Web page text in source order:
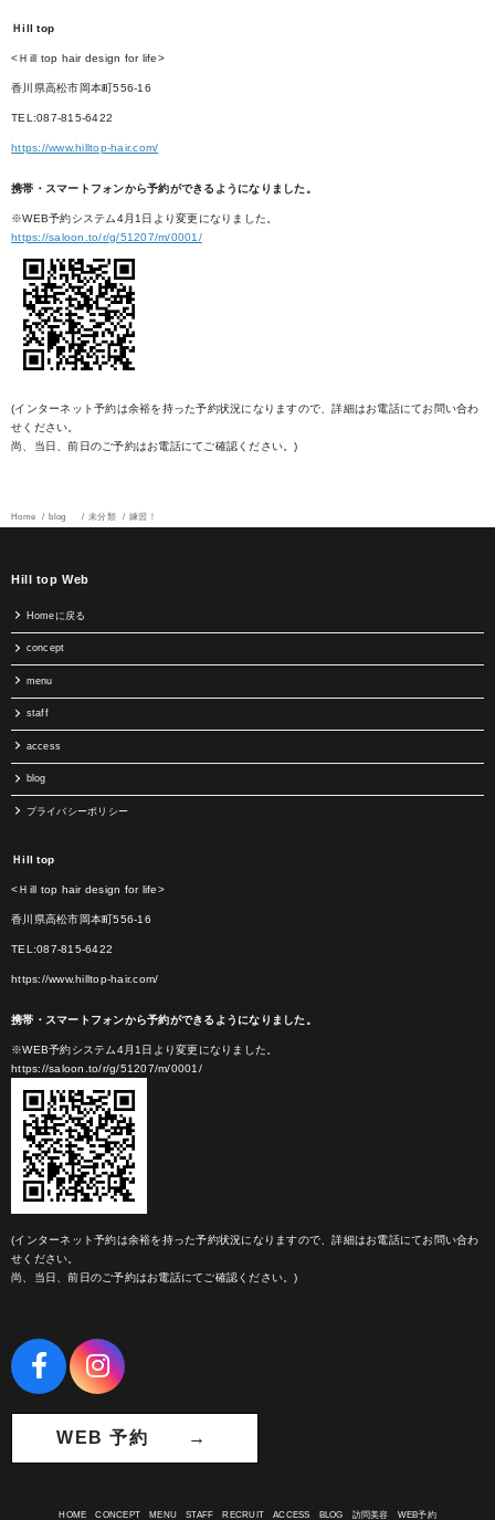
Ｈill top
<Ｈill top hair design for life>
香川県高松市岡本町556-16
TEL:087-815-6422
https://www.hilltop-hair.com/
携帯・スマートフォンから予約ができるようになりました。
※WEB予約システム4月1日より変更になりました。
https://saloon.to/r/g/51207/m/0001/
(インターネット予約は余裕を持った予約状況になりますので、詳細はお電話にてお問い合わ
せください。
尚、当日、前日のご予約はお電話にてご確認ください。)
Home blog 未分類 練習！
Hill top Web
Homeに戻る
concept
menu
staff
access
blog
プライバシーポリシー
Ｈill top
<Ｈill top hair design for life>
香川県高松市岡本町556-16
TEL:087-815-6422
https://www.hilltop-hair.com/
携帯・スマートフォンから予約ができるようになりました。
※WEB予約システム4月1日より変更になりました。
https://saloon.to/r/g/51207/m/0001/
(インターネット予約は余裕を持った予約状況になりますので、詳細はお電話にてお問い合わ
せください。
尚、当日、前日のご予約はお電話にてご確認ください。)
WEB 予約 →
HOME CONCEPT MENU STAFF RECRUIT ACCESS BLOG 訪問美容 WEB予約